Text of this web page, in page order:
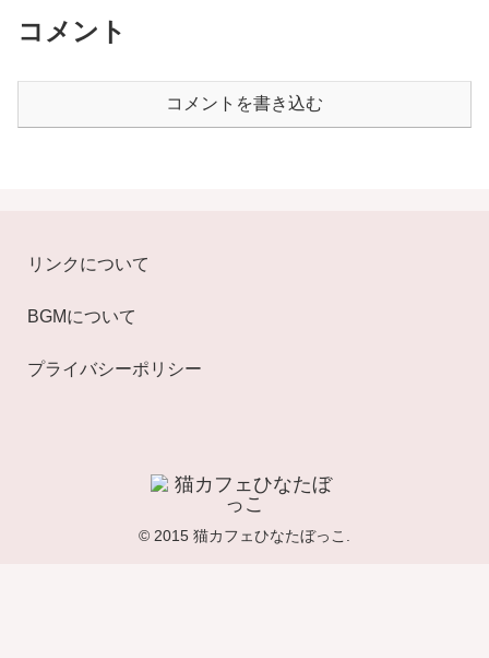
コメント
コメントを書き込む
リンクについて
BGMについて
プライバシーポリシー
© 2015 猫カフェひなたぼっこ.